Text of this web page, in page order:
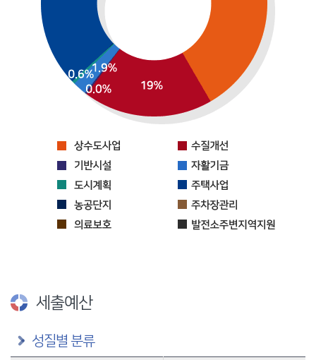
세출예산
성질별 분류